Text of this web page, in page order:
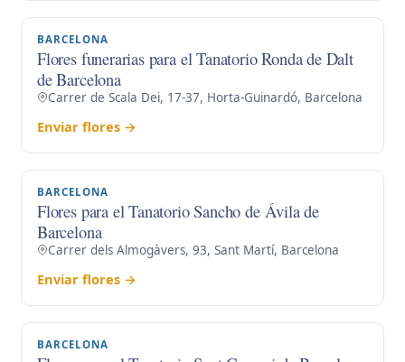
BARCELONA
Flores funerarias para el Tanatorio Ronda de Dalt
de Barcelona
Carrer de Scala Dei, 17-37, Horta-Guinardó, Barcelona
Enviar flores →
BARCELONA
Flores para el Tanatorio Sancho de Ávila de
Barcelona
Carrer dels Almogàvers, 93, Sant Martí, Barcelona
Enviar flores →
BARCELONA